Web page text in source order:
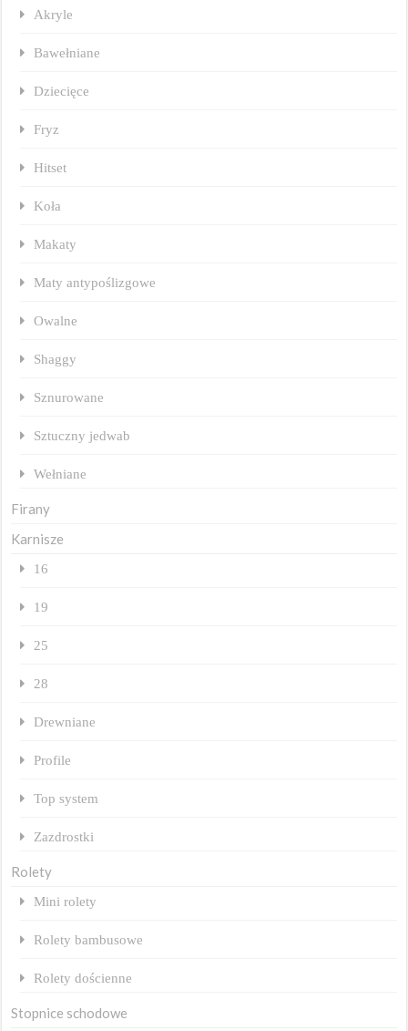
Akryle
Bawełniane
Dziecięce
Fryz
Hitset
Koła
Makaty
Maty antypoślizgowe
Owalne
Shaggy
Sznurowane
Sztuczny jedwab
Wełniane
Firany
Karnisze
16
19
25
28
Drewniane
Profile
Top system
Zazdrostki
Rolety
Mini rolety
Rolety bambusowe
Rolety dościenne
Stopnice schodowe